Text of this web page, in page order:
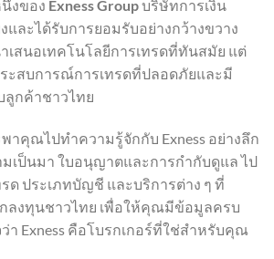
งของ Exness Groupบริษัทการเงิน
และได้รับการยอมรับอย่างกว้างขวาง
ำเสนอเทคโนโลยีการเทรดที่ทันสมัย แต่
ะสบการณ์การเทรดที่ปลอดภัยและมี
กค้าชาวไทย
าคุณไปทำความรู้จักกับ Exness อย่างลึก
เป็นมา ใบอนุญาตและการกำกับดูแล ไป
ด ประเภทบัญชี และบริการต่าง ๆ ที่
กลงทุนชาวไทย เพื่อให้คุณมีข้อมูลครบ
า Exness คือโบรกเกอร์ที่ใช่สำหรับคุณ